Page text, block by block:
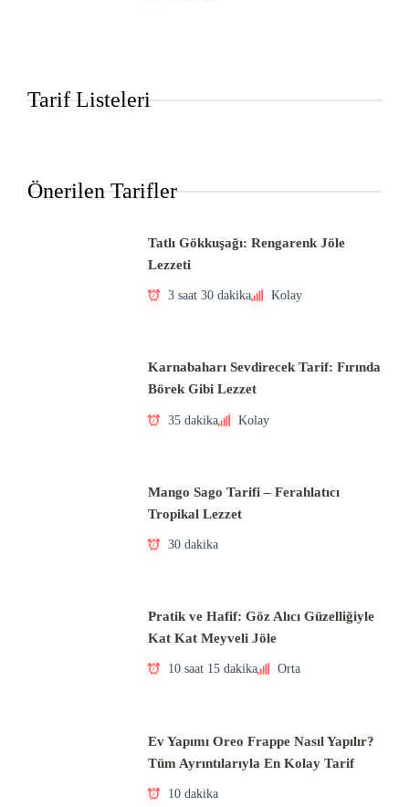
Tarif Listeleri
Önerilen Tarifler
Tatlı Gökkuşağı: Rengarenk Jöle
Lezzeti
3 saat 30 dakika Kolay
Karnabaharı Sevdirecek Tarif: Fırında
Börek Gibi Lezzet
35 dakika Kolay
Mango Sago Tarifi – Ferahlatıcı
Tropikal Lezzet
30 dakika
Pratik ve Hafif: Göz Alıcı Güzelliğiyle
Kat Kat Meyveli Jöle
10 saat 15 dakika Orta
Ev Yapımı Oreo Frappe Nasıl Yapılır?
Tüm Ayrıntılarıyla En Kolay Tarif
10 dakika